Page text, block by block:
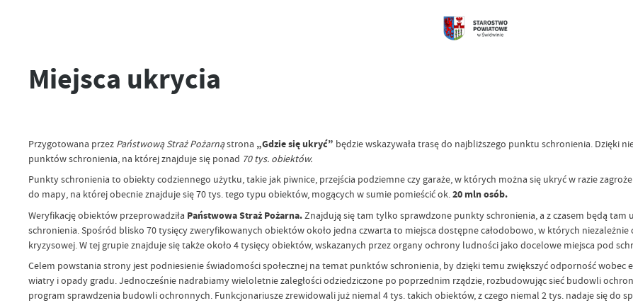
Miejsca ukrycia
Przygotowana przezPaństwową Straż Pożarnąstrona „Gdzie się ukryć” będzie wskazywała trasę do najbliższego punktu schronienia. Dzięki
punktów schronienia, na której znajduje się ponad 70 tys. obiektów.
Punkty schronienia to obiekty codziennego użytku, takie jak piwnice, przejścia podziemne czy garaże, w których można się ukryć w razie
do mapy, na której obecnie znajduje się 70 tys. tego typu obiektów, mogących w sumie pomieścić ok.20 mln osób.
Weryfikację obiektów przeprowadziła Państwowa Straż Pożarna.Znajdują się tam tylko sprawdzone punkty schronienia, a z czasem będą
schronienia. Spośród blisko 70 tysięcy zweryfikowanych obiektów około jedna czwarta to miejsca dostępne całodobowo, w których
kryzysowej. W tej grupie znajduje się także około 4 tysięcy obiektów, wskazanych przez organy ochrony ludności jako docelowe miejsca pod
Celem powstania strony jest podniesienie świadomości społecznej na temat punktów schronienia, by dzięki temu zwiększyć odporność
wiatry i opady gradu. Jednocześnie nadrabiamy wieloletnie zaległości odziedziczone po poprzednim rządzie, rozbudowując sieć budowli
program sprawdzenia budowli ochronnych. Funkcjonariusze zrewidowali już niemal 4 tys. takich obiektów, z czego niemal 2 tys. nadaje się do